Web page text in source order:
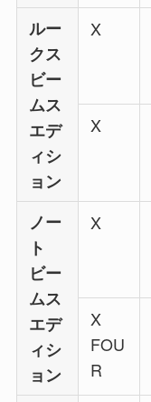
ルー
クス
ビー
ムス
エデ
ィシ
ョン​​
X
X
​ノー
ト
ビー
ムス
エデ
ィシ
ョン​
X
X
FOU
R